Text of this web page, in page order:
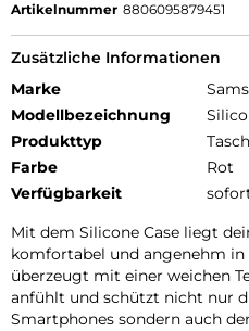
Artikelnummer 8806095879451
Zusätzliche Informationen
Marke
Modellbezeichnung
Produkttyp
Farbe
Rot
Verfügbarkeit
Mit dem Silicone Case liegt
komfortabel und angenehm in
überzeugt mit einer weichen
anfühlt und schützt nicht nur
Smartphones sondern auch